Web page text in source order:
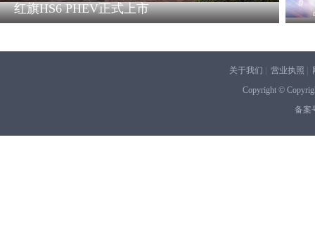
红旗HS6 PHEV正式上市
关于我们 |营业执照
Copyright ©
备案